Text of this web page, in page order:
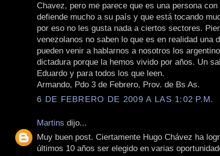
Chavez, pero me parece que es una persona
defiende mucho a su país y que está tocando
por eso no les gusta nada a ciertos sectores.
venezolanos no saben lo que es en realidad una
pueden venir a hablarnos a nosotros los
dictadura porque la hemos vivido por años. Un
Eduardo y para todos los que leen.
Armando, Pdo 3 de Febrero, Prov. de Bs As.
6 DE FEBRERO DE 2009 A LAS 1:02 P.M.
Martins dijo...
Muy buen post. Ciertamente Hugo Chávez ha
últimos 10 años ser elegido en varias